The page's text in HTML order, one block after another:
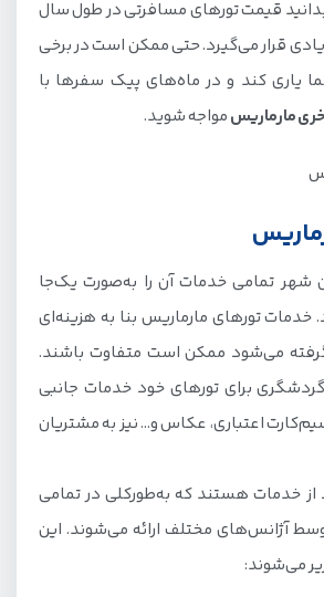
قیمت تورهای مسافرتی در طول سال
قرار می‌گیرد. حتی ممکن است در برخی
یاری کند و در ماه‌های پیک سفرها با
مارماریسمواجه شوید.
شهر تمامی خدمات آن را به‌صورت یک‌جا
خدمات تورهای مارماریس بنا به هزینه‌ای
می‌شود ممکن است متفاوت باشند.
برای تورهای خود خدمات جانبی
اعتباری، عکاس و… نیز به مشتریان
از خدمات هستند که به‌طورکلی در تمامی
آژانس‌های مختلف ارائه می‌شوند. این
می‌شوند: